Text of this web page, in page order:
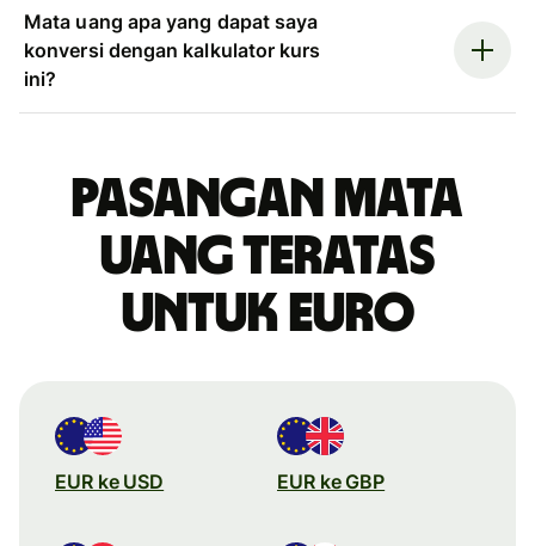
Mata uang apa yang dapat saya
konversi dengan kalkulator kurs
ini?
Pasangan mata
uang teratas
untuk euro
EUR ke USD EUR ke GBP